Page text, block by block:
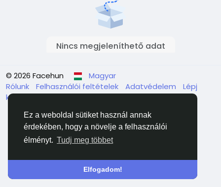
Ez a weboldal sütiket használ annak
érdekében, hogy a növelje a felhasználói
élményt. Tudj meg többet
Elfogadom!
Nincs megjeleníthető adat
© 2026 Facehun
Magyar
Rólunk
Felhasználói feltételek Adatvédelem
Lépj
kapcsolatba velünk